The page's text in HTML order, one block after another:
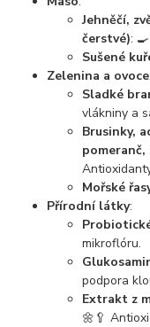
Jehněčí,
čerstvé):
Sušené
Zelenina a ovoce:
Sladké
vlákniny a
Brusinky,
Mořské
Přírodní látky:
mikroflóru.
podpora
Extrakt z
🌼🥄